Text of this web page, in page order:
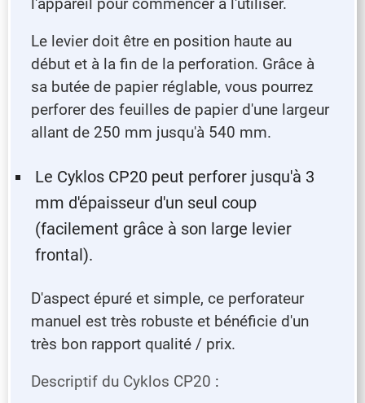
l'appareil pour commencer à l'utiliser.
Le levier doit être en position haute au
début et à la fin de la perforation. Grâce à
sa butée de papier réglable, vous pourrez
perforer des feuilles de papier d'une largeur
allant de 250 mm jusqu'à 540 mm.
Le Cyklos CP20 peut perforer jusqu'à 3
mm d'épaisseur d'un seul coup
(facilement grâce à son large levier
frontal).
D'aspect épuré et simple, ce perforateur
manuel est très robuste et bénéficie d'un
très bon rapport qualité / prix.
Descriptif du Cyklos CP20 :